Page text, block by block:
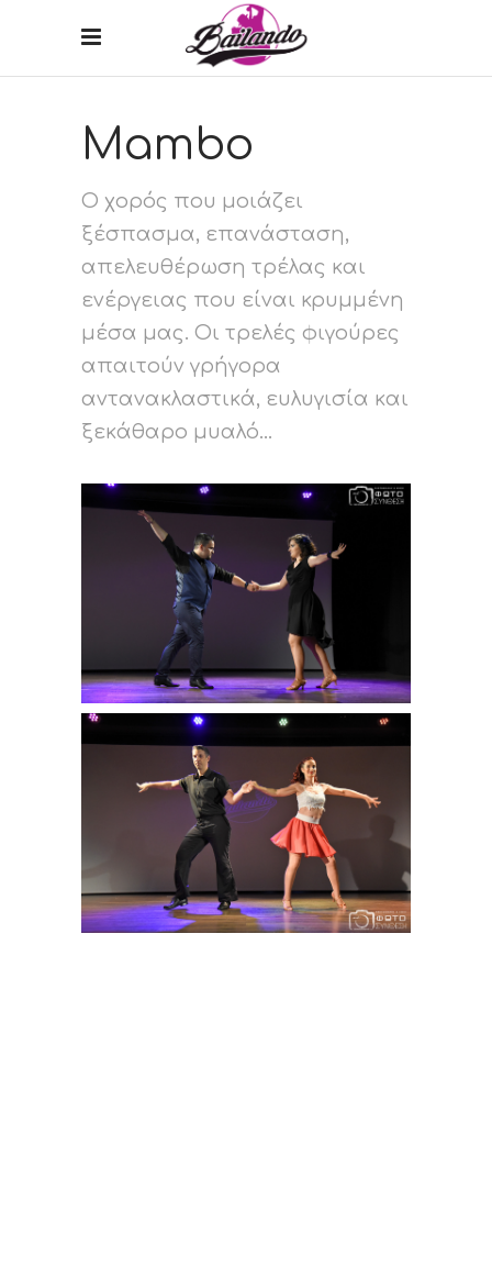
Mambo
Ο χορός που μοιάζει
ξέσπασμα, επανάσταση,
απελευθέρωση τρέλας και
ενέργειας που είναι κρυμμένη
μέσα μας. Οι τρελές φιγούρες
απαιτούν γρήγορα
αντανακλαστικά, ευλυγισία και
ξεκάθαρο μυαλό...